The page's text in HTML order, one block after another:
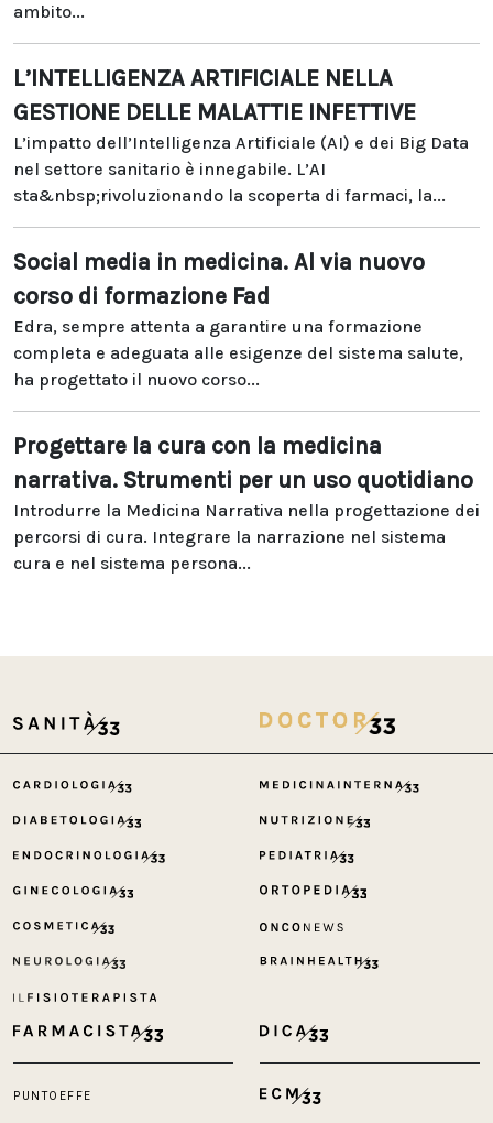
ambito...
L’INTELLIGENZA ARTIFICIALE NELLA
GESTIONE DELLE MALATTIE INFETTIVE
L’impatto dell’Intelligenza Artificiale (AI) e dei Big Data
nel settore sanitario è innegabile. L’AI
sta&nbsp;rivoluzionando la scoperta di farmaci, la...
Social media in medicina. Al via nuovo
corso di formazione Fad
Edra, sempre attenta a garantire una formazione
completa e adeguata alle esigenze del sistema salute,
ha progettato il nuovo corso...
Progettare la cura con la medicina
narrativa. Strumenti per un uso quotidiano
Introdurre la Medicina Narrativa nella progettazione dei
percorsi di cura. Integrare la narrazione nel sistema
cura e nel sistema persona...